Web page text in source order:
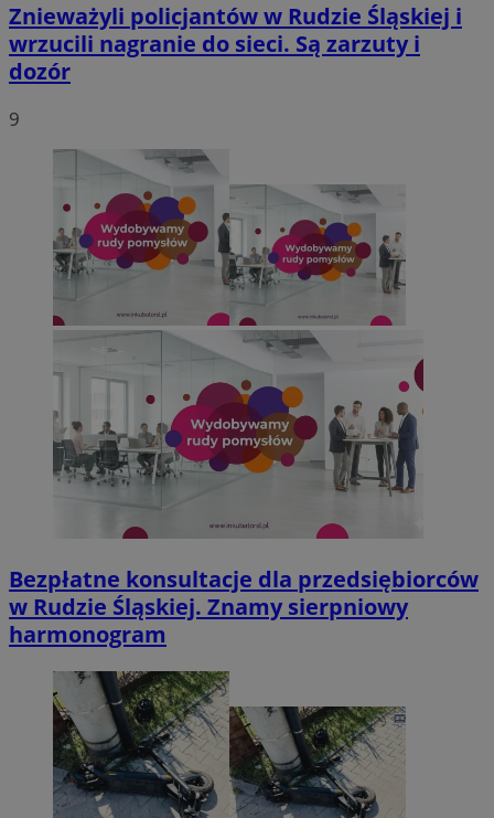
Znieważyli policjantów w Rudzie Śląskiej i
wrzucili nagranie do sieci. Są zarzuty i
dozór
9
Bezpłatne konsultacje dla przedsiębiorców
w Rudzie Śląskiej. Znamy sierpniowy
harmonogram